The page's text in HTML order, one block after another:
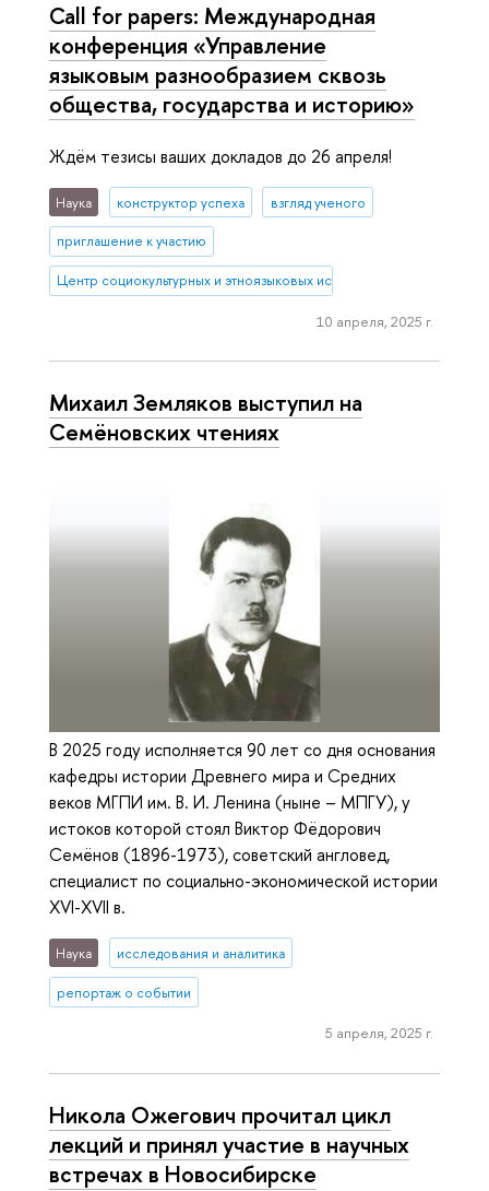
Call for papers: Международная
конференция «Управление
языковым разнообразием сквозь
общества, государства и историю»
Ждём тезисы ваших докладов до 26 апреля!
Наука конструктор успеха взгляд ученого
приглашение к участию
Центр социокультурных и этноязыковых исследований
10 апреля, 2025 г.
Михаил Земляков выступил на
Семёновских чтениях
В 2025 году исполняется 90 лет со дня основания
кафедры истории Древнего мира и Средних
веков МГПИ им. В. И. Ленина (ныне – МПГУ), у
истоков которой стоял Виктор Фёдорович
Семёнов (1896-1973), советский англовед,
специалист по социально-экономической истории
XVI-XVII в.
Наука исследования и аналитика
репортаж о событии
5 апреля, 2025 г.
Никола Ожегович прочитал цикл
лекций и принял участие в научных
встречах в Новосибирске